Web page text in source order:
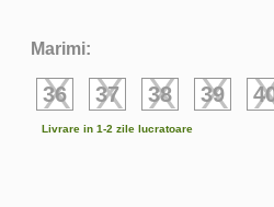
Marimi:
36 37 38 39
Livrare in 1-2 zile lucratoare